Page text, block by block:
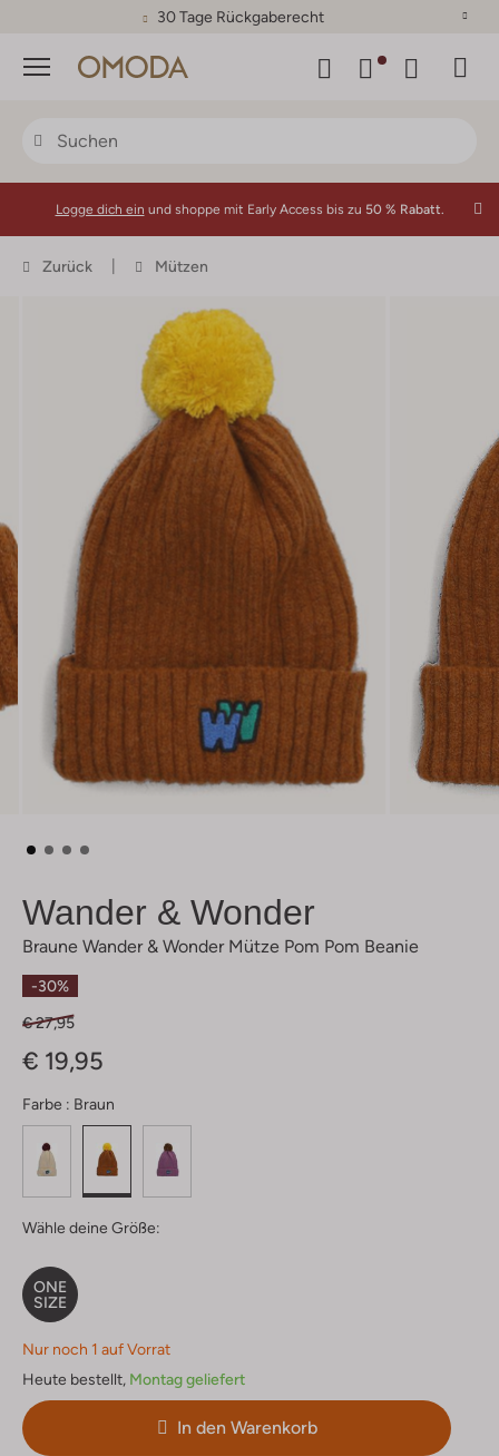
30 Tage Rückgaberecht
Menü
Logge dich ein und shoppe mit Early Access bis zu 50 % Rabatt.
Zurück Mützen
Wander & Wonder
Braune Wander & Wonder Mütze Pom Pom Beanie
-30%
€ 27,95
€ 19,95
Farbe : Braun
Wähle deine Größe:
ONE
SIZE
Nur noch 1 auf Vorrat
Heute bestellt, Montag geliefert
In den Warenkorb